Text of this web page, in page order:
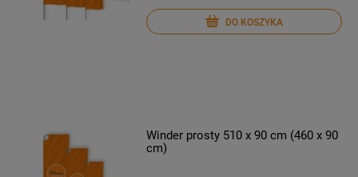
DO KOSZYKA
Winder prosty 510 x 90 cm (460 x 90
cm)